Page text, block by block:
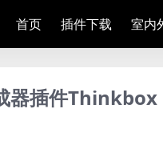
首页 插件下载 室内
器插件